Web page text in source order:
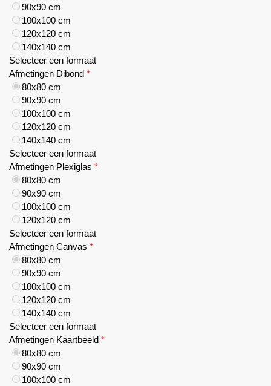
90x90 cm
100x100 cm
120x120 cm
140x140 cm
Selecteer een formaat
Afmetingen Dibond *
80x80 cm
90x90 cm
100x100 cm
120x120 cm
140x140 cm
Selecteer een formaat
Afmetingen Plexiglas *
80x80 cm
90x90 cm
100x100 cm
120x120 cm
Selecteer een formaat
Afmetingen Canvas *
80x80 cm
90x90 cm
100x100 cm
120x120 cm
140x140 cm
Selecteer een formaat
Afmetingen Kaartbeeld *
80x80 cm
90x90 cm
100x100 cm